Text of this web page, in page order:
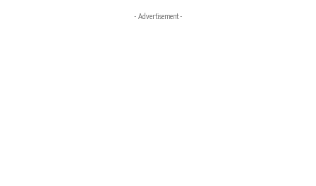
- Advertisement -